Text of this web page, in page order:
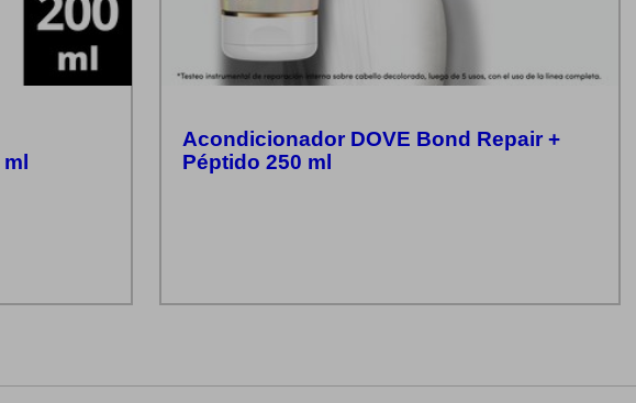
Acondicionador DOVE Bond Repair +
Péptido 250 ml